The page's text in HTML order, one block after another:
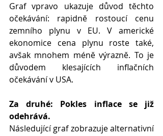
Graf vpravo ukazuje důvod těchto
očekávání: rapidně rostoucí cenu
zemního plynu v EU. V americké
ekonomice cena plynu roste také,
avšak mnohem méně výrazně. To je
důvodem klesajících inflačních
očekávání v USA.
Za druhé: Pokles inflace se již
odehrává.
Následující graf zobrazuje alternativní